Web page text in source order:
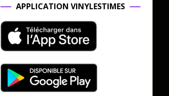
APPLICATION VINYLESTIMES